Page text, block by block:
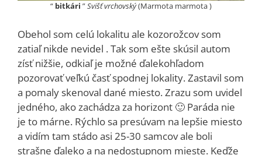
“ bitkári ”Svišť vrchovský(Marmota marmota )
Obehol som celú lokalitu ale kozorožcov som
zatiaľ nikde nevidel . Tak som ešte skúsil autom
zísť nižšie, odkiaľ je možné ďalekohľadom
pozorovať veľkú časť spodnej lokality. Zastavil som
a pomaly skenoval dané miesto. Zrazu som uvidel
jedného, ako zachádza za horizont 🙂 Paráda nie
je to márne. Rýchlo sa presúvam na lepšie miesto
a vidím tam stádo asi 25-30 samcov ale boli
strašne ďaleko a na nedostupnom mieste. Keďže